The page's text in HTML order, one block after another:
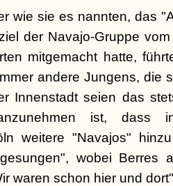
wie sie es nannten, das
der Navajo-Gruppe
mitgemacht hatte,
andere Jungens, die
Innenstadt seien das
ist, dass
weitere "Navajos"
wobei Berres
waren schon hier und